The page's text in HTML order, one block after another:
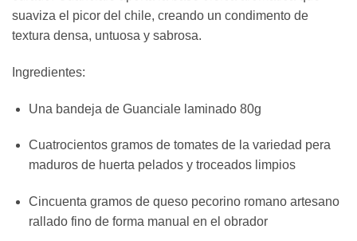
suaviza el picor del chile, creando un condimento de
textura densa, untuosa y sabrosa.
Ingredientes:
Una bandeja de Guanciale laminado 80g
Cuatrocientos gramos de tomates de la variedad pera
maduros de huerta pelados y troceados limpios
Cincuenta gramos de queso pecorino romano artesano
rallado fino de forma manual en el obrador